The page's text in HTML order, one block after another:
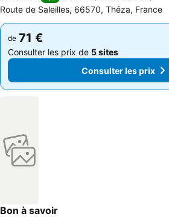
3 Étoiles
Route de Saleilles, 66570, Théza, France
de 71 €
Consulter les prix de 5 sites
Consulter les prix
de 71 €
Consulter les prix de 5 sites
Consulter les prix
Bon à savoir